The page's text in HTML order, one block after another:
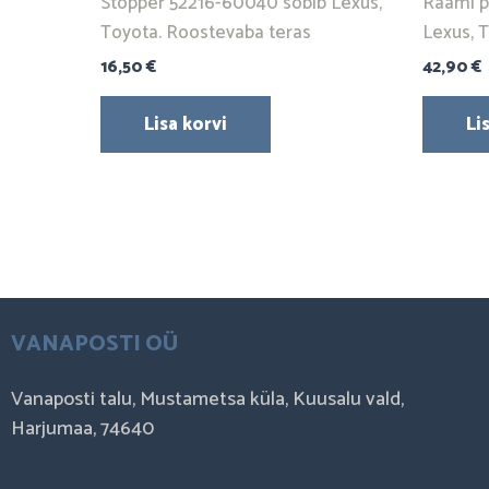
Toyota. Roostevaba teras
16,50€
Lisa korvi
Lexus,
42,90€
VANAPOSTI OÜ
Vanaposti talu, Mustametsa küla, Kuusalu vald,
Harjumaa, 74640